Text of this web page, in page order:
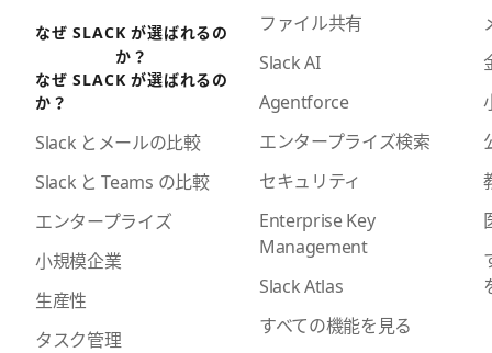
なぜ SLACK が選ばれるの
か？
なぜ SLACK が選ばれるの
か？
Slack とメールの比較
Slack と Teams の比較
エンタープライズ
小規模企業
生産性
タスク管理
ファイル共有
Slack AI
Agentforce
エンタープライズ検索
セキュリティ
Enterprise Key
Management
Slack Atlas
すべての機能を見る